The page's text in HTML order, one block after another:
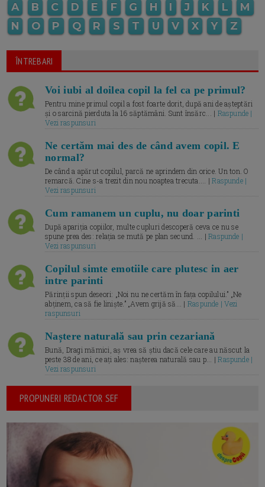
A B C D E F G H I J K L
M
N
O P Q R S T U V X Y Z
ÎNTREBARI
Voi iubi al doilea copil la fel ca pe primul?
Pentru mine primul copil a fost foarte dorit, după ani de așteptări
și o sarcină pierduta la 16 săptămâni. Sunt însărc... | Raspunde |
Vezi raspunsuri
Ne certăm mai des de când avem copil. E
normal?
De când a apărut copilul, parcă ne aprindem din orice. Un ton. O
remarcă. Cine s-a trezit din nou noaptea trecuta.... |Raspunde |
Vezi raspunsuri
Cum ramanem un cuplu, nu doar parinti
După apariția copiilor, multe cupluri descoperă ceva ce nu se
spune prea des: relația se mută pe plan secund. ... |Raspunde |
Vezi raspunsuri
Copilul simte emotiile care plutesc in aer
intre parinti
Părinții spun deseori: „Noi nu ne certăm în fața copilului.” „Ne
abținem, ca să fie liniște.” „Avem grijă să... | Raspunde | Vezi
raspunsuri
Naștere naturală sau prin cezariană
Bună, Dragi mămici, aș vrea să știu dacă cele care au născut la
peste 38 de ani, ce ați ales: nașterea naturală sau p... |Raspunde |
Vezi raspunsuri
PROPUNERI REDACTOR SEF